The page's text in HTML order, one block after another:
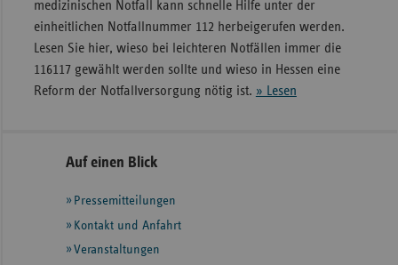
medizinischen Notfall kann schnelle Hilfe unter der
einheitlichen Notfallnummer 112 herbeigerufen werden.
Lesen Sie hier, wieso bei leichteren Notfällen immer die
116117 gewählt werden sollte und wieso in Hessen eine
Reform der Notfallversorgung nötig ist. » Lesen
Seitennavigation
Seitenleiste
weiteren
Informationen
Auf einen Blick
Pressemitteilungen
Kontakt und Anfahrt
Veranstaltungen